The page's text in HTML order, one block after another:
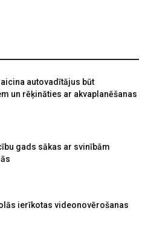
autovadītājus būt
un rēķināties ar akvaplanēšanas
gads sākas ar svinībām
ierīkotas videonovērošanas